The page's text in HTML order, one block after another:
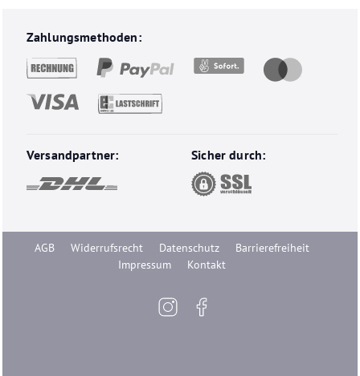
Unsere Zahlungsmethoden und Versandarten
Zahlungsmethoden:
Versandpartner: Sicher durch:
AGB Widerrufsrecht Datenschutz
Barrierefreiheit
Impressum
Kontakt